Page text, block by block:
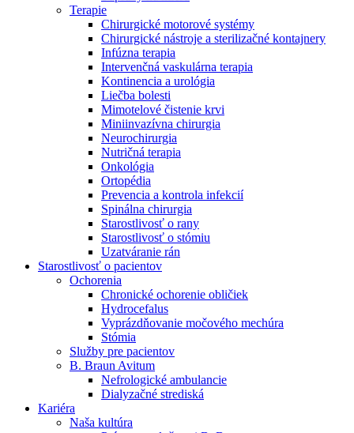
Nefrologické ambulancie
V nefrologických ambulanciách prevádzkujeme poradenstvo
a prípravu pacientov k jednotlivým metódam náhrady funkcie
obličiek. Zvoľte si mesto, ktoré potrebujete a navštívte nás.
Terapie
Chirurgické motorové systémy
Chirurgické nástroje a sterilizačné kontajnery
Infúzna terapia
Intervenčná vaskulárna terapia
Kontinencia a urológia
Liečba bolesti
Mimotelové čistenie krvi
Miniinvazívna chirurgia
Neurochirurgia
Nutričná terapia
Onkológia
Ortopédia
Prevencia a kontrola infekcií
Spinálna chirurgia
Starostlivosť o rany
Starostlivosť o stómiu
Uzatváranie rán
Starostlivosť o pacientov
Ochorenia
Chronické ochorenie obličiek
Hydrocefalus
Vyprázdňovanie močového mechúra
Stómia
Služby pre pacientov
B. Braun Avitum
Nefrologické ambulancie
Dialyzačné strediská
Kariéra
Naša kultúra